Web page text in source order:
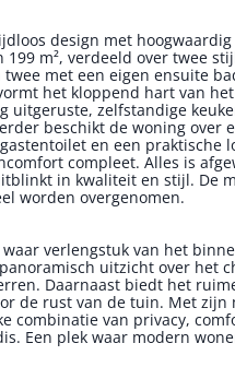
design met
m², verdeeld over twee
met een eigen ensuite
het kloppend hart van
uitgeruste, zelfstandige
beschikt de woning over
en een praktische
compleet. Alles is
in kwaliteit en stijl. De
worden overgenomen.
verlengstuk van het
uitzicht over het
Daarnaast biedt het
de rust van de tuin. Met
combinatie van privacy,
Een plek waar modern